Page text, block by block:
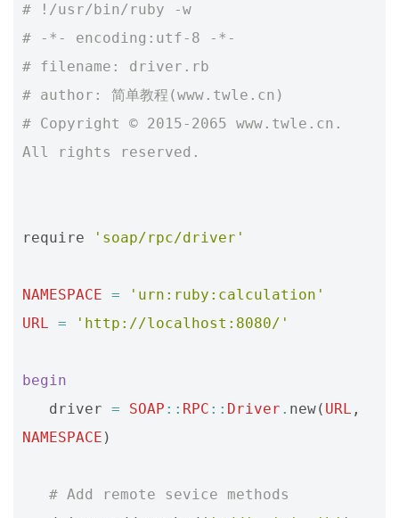
# !/usr/bin/ruby -w
# -*- encoding:utf-8 -*-
# filename: driver.rb
# author: 简单教程(www.twle.cn)
# Copyright © 2015-2065 www.twle.cn.
All rights reserved.
require 'soap/rpc/driver'
NAMESPACE =
'urn:ruby:calculation'
URL = 'http://localhost:8080/'
begin
driver = SOAP :: RPC :: Driver . new( URL ,
NAMESPACE )
# Add remote sevice methods